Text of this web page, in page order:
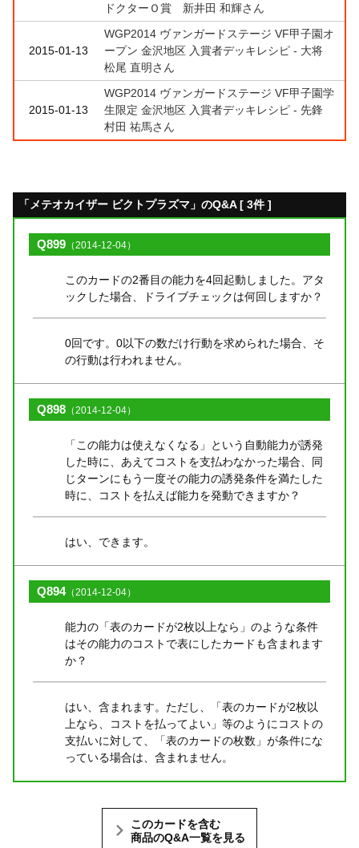
ドクターＯ賞 新井田 和輝さん
2015-01-13
WGP2014 ヴァンガードステージ VF甲子園オ
ープン 金沢地区 入賞者デッキレシピ - 大将
松尾 直明さん
2015-01-13
WGP2014 ヴァンガードステージ VF甲子園学
生限定 金沢地区 入賞者デッキレシピ - 先鋒
村田 祐馬さん
「メテオカイザー ビクトプラズマ」のQ&A [ 3件 ]
Q899 （2014-12-04）
このカードの2番目の能力を4回起動しました。アタ
ックした場合、ドライブチェックは何回しますか？
0回です。0以下の数だけ行動を求められた場合、そ
の行動は行われません。
Q898 （2014-12-04）
「この能力は使えなくなる」という自動能力が誘発
した時に、あえてコストを支払わなかった場合、同
じターンにもう一度その能力の誘発条件を満たした
時に、コストを払えば能力を発動できますか？
はい、できます。
Q894（2014-12-04）
能力の「表のカードが2枚以上なら」のような条件
はその能力のコストで表にしたカードも含まれます
か？
はい、含まれます。ただし、「表のカードが2枚以
上なら、コストを払ってよい」等のようにコストの
支払いに対して、「表のカードの枚数」が条件にな
っている場合は、含まれません。
このカードを含む
商品のQ&A一覧を見る